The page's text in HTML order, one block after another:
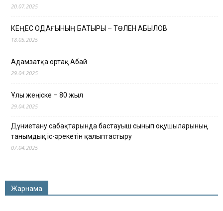
20.07.2025
КЕҢЕС ОДАҒЫНЫҢ БАТЫРЫ – ТӨЛЕН ҚАБЫЛОВ
18.05.2025
Адамзатқа ортақ Абай
29.04.2025
Ұлы жеңіске – 80 жыл
29.04.2025
Дүниетану сабақтарында бастауыш сынып оқушыларының
танымдық іс-әрекетін қалыптастыру
07.04.2025
Жарнама